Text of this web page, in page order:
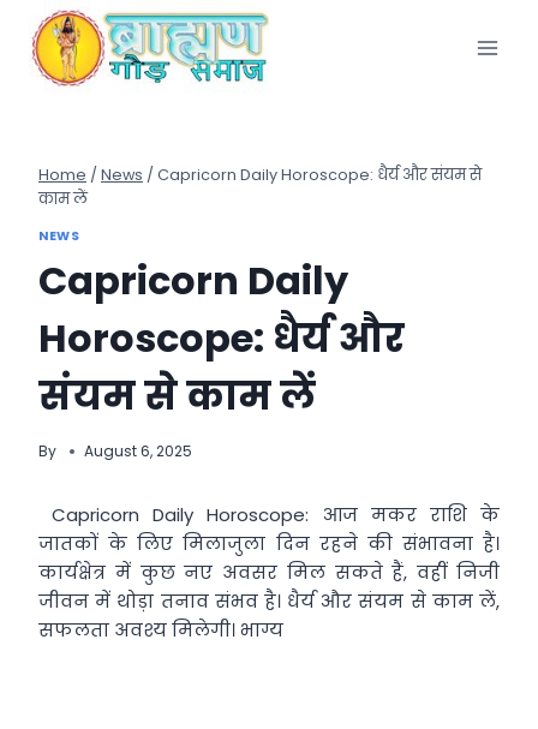
content
Home / News / Capricorn Daily Horoscope: धैर्य और संयम से
काम लें
NEWS
Capricorn Daily
Horoscope: धैर्य और
संयम से काम लें
By August 6, 2025
Capricorn Daily Horoscope: आज मकर राशि के
जातकों के लिए मिलाजुला दिन रहने की संभावना है।
कार्यक्षेत्र में कुछ नए अवसर मिल सकते हैं, वहीं निजी
जीवन में थोड़ा तनाव संभव है। धैर्य और संयम से काम लें,
सफलता अवश्य मिलेगी। भाग्य